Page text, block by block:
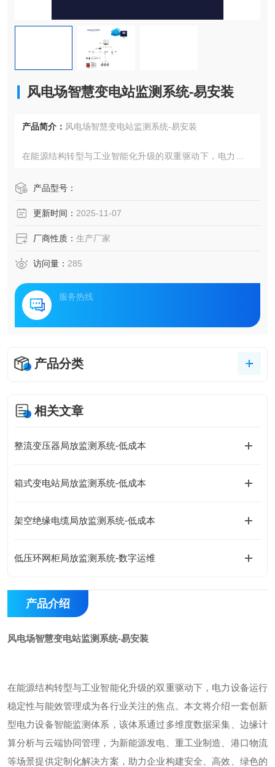
风电场智慧变电站监测系统-易安装
产品简介： 风电场智慧变电站监测系统-易安装
在能源结构转型与工业智能化升级的双重驱动下，电力设备
一套创新型电力设备智能监测体系，该体系通过多维度数据
业制造、港口物流等场景提供定制化解决方案，助力企业构
产品型号：
更新时间： 2025-11-07
厂商性质： 生产厂家
访问量： 285
服务热线
产品分类
相关文章
整流变压器局放监测系统-低成本
箱式变电站局放监测系统-低成本
架空绝缘电缆局放监测系统-低成本
低压环网柜局放监测系统-数字运维
产品介绍
风电场智慧变电站监测系统-易安装
在能源结构转型与工业智能化升级的双重驱动下，电力设备运行
稳定性与能效管理成为各行业关注的焦点。本文将介绍一套创新
型电力设备智能监测体系，该体系通过多维度数据采集、边缘计
算分析与云端协同管理，为新能源发电、重工业制造、港口物流
等场景提供定制化解决方案，助力企业构建安全、高效、绿色的